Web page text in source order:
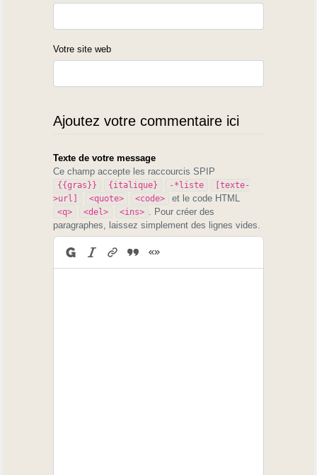
Votre site web
Ajoutez votre commentaire ici
Texte de votre message
Ce champ accepte les raccourcis SPIP
{{gras}} {italique} -*liste
[texte-
>url]
<quote> <code> et le code HTML
<q> <del> <ins>
. Pour créer des
paragraphes, laissez simplement des lignes vides.